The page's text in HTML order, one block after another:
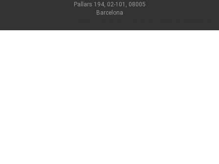
Pallars 194, 02-101, 08005
Barcelona